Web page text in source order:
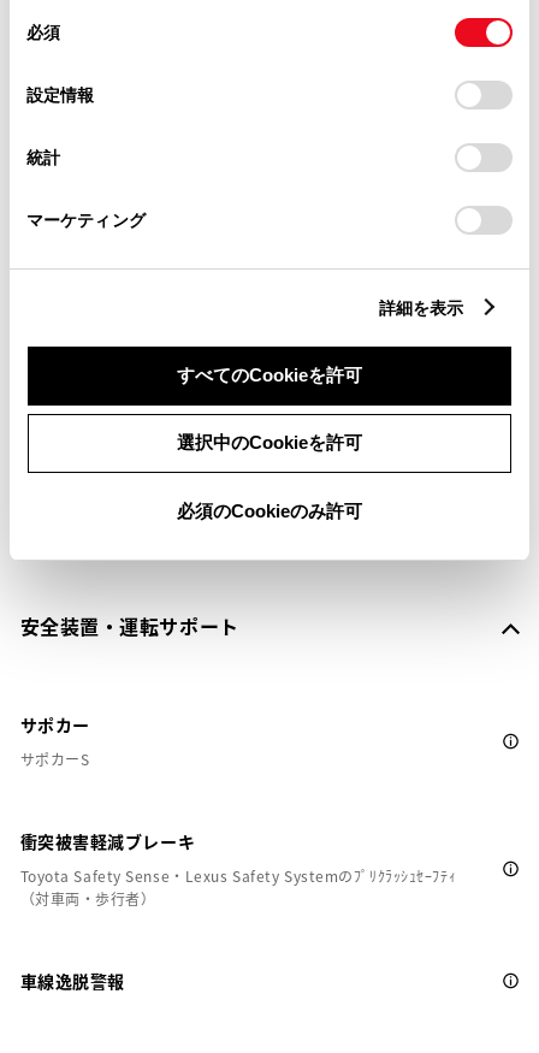
デバイスにすべてのCookie(クッキー)が保存されることに同
意したことになります。Cookie(クッキー)のオプトアウト、
設定の変更、同意を撤回したりするにあたっては、当社の
「Cookie（クッキー）情報の取り扱いについて
」をご覧くだ
必須
設定情報
統計
マーケティング
詳細を表示
すべてのCookieを許可
選択中のCookieを許可
必須のCookieのみ許可
横滑防止装置
キーレス
：ｽﾏｰﾄｷ-
リモコンスターター
※ セットアップ費用は別途申し受けます
安全装置・運転サポート
サポカー
サポカーS
衝突被害軽減ブレーキ
Toyota Safety Sense・Lexus Safety Systemのﾌﾟﾘｸﾗｯｼｭｾｰﾌﾃｨ
（対車両・歩行者）
車線逸脱警報